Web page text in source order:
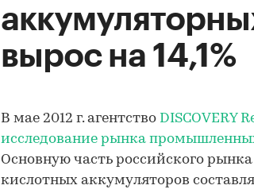
вырос на 14,1%
В мае 2012 г. агентство DISCOVERY
исследование рынка
Основную часть российского
кислотных аккумуляторов